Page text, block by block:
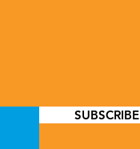
SUBSCRIBE